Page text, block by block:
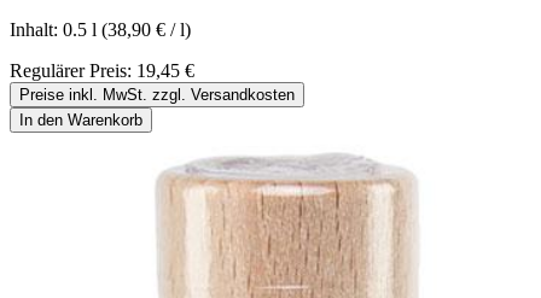
Inhalt: 0.5 l (38,90 € / l)
Regulärer Preis: 19,45 €
Preise inkl. MwSt. zzgl. Versandkosten
In den Warenkorb